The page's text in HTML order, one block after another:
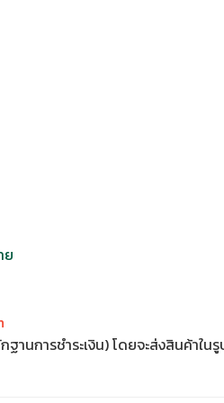
ย
นการชำระเงิน) โดยจะส่งสินค้าใน